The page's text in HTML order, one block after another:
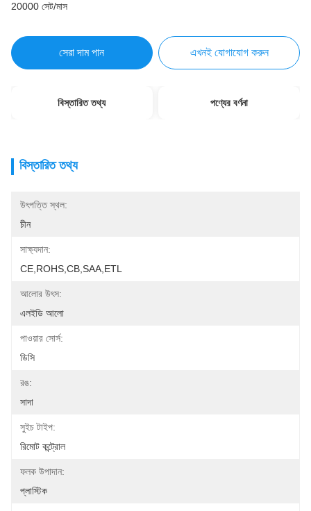
20000 সেট/মাস
সেরা দাম পান এখনই যোগাযোগ করুন
বিস্তারিত তথ্য পণ্যের বর্ণনা
বিস্তারিত তথ্য
উৎপত্তি স্থল:
চীন
সাক্ষ্যদান:
CE,ROHS,CB,SAA,ETL
আলোর উৎস:
এলইডি আলো
পাওয়ার সোর্স:
ডিসি
রঙ:
সাদা
সুইচ টাইপ:
রিমোট কন্ট্রোল
ফলক উপাদান:
প্লাস্টিক